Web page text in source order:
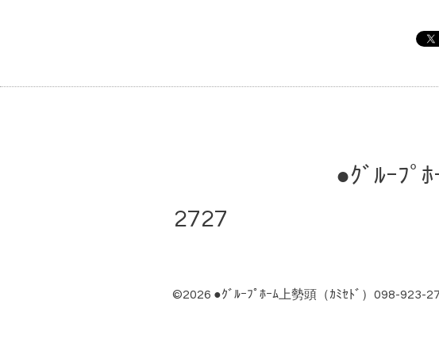
●ｸﾞﾙｰﾌﾟ
2727 ●ｸﾞﾙｰ
©2026 ●ｸﾞﾙｰﾌﾟﾎｰﾑ上勢頭（ｶﾐｾﾄﾞ